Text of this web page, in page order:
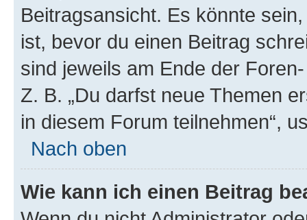
Beitragsansicht. Es könnte
ist, bevor du einen Beitrag
sind jeweils am Ende der
Z. B. „Du darfst neue Themen
in diesem Forum teilnehmen“,
Nach oben
Wie kann ich einen Beitrag